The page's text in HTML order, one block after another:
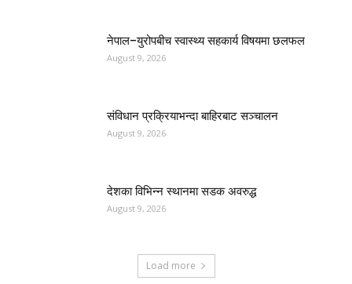
नेपाल–युरोपबीच स्वास्थ्य सहकार्य विषयमा छलफल
August 9, 2026
संविधान प्रक्रियाभन्दा बाहिरबाट सञ्चालन
August 9, 2026
देशका विभिन्न स्थानमा सडक अवरुद्ध
August 9, 2026
Load more